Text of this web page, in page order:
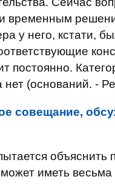
временным
у него, кстати,
(оснований. -
совещание,
объяснить
иметь весьма